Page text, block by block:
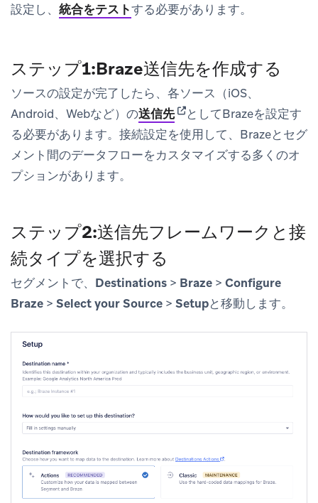
設定し、 統合をテストする必要があります。
ステップ1:Braze送信先を作成する
ソースの設定が完了したら、各ソース（iOS、
Android、Webなど）の送信先(opens in new tab)
としてBrazeを設定す
る必要があります。接続設定を使用して、Brazeとセグ
メント間のデータフローをカスタマイズする多くのオ
プションがあります。
ステップ2:送信先フレームワークと接
続タイプを選択する
セグメントで、 Destinations > Braze > Configure
Braze > Select your Source > Setupと移動します。